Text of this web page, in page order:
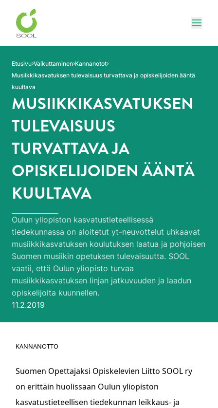
Siirry sivun sisältöön
Etusivu Vaikuttaminen Kannanotot
Musiikkikasvatuksen tulevaisuus turvattava ja opiskelijoiden ääntä
kuultava
MUSIIKKIKASVATUKSEN
TULEVAISUUS
TURVATTAVA JA
OPISKELIJOIDEN ÄÄNTÄ
KUULTAVA
Oulun yliopiston kasvatustieteellisessä
tiedekunnassa on aloitetut yt-neuvottelut uhkaavat
musiikkikasvatuksen koulutuksen laatua ja pohjoisen
Suomen musiikin opetuksen tulevaisuutta. SOOL
vaatii, että Oulun yliopisto turvaa
musiikkikasvatuksen linjan jatkuvuuden ja laadun
opiskelijoita kuunnellen.
Julkaistu:
11.2.2019
KANNANOTTO
Suomen Opettajaksi Opiskelevien Liitto SOOL ry
on erittäin huolissaan Oulun yliopiston
kasvatustieteellisen tiedekunnan leikkaus- ja